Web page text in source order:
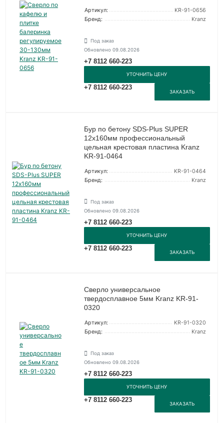
Артикул:
KR-91-0656
Бренд:
Kranz
Под заказ
Обновлено 09.08.2026
+7 8112 660-223
УТОЧНИТЬ ЦЕНУ
+7 8112 660-223
ЗАКАЗАТЬ
Бур по бетону SDS-Plus SUPER
12х160мм профессиональный
цельная крестовая пластина Kranz
KR-91-0464
Артикул:
KR-91-0464
Бренд:
Kranz
Под заказ
Обновлено 09.08.2026
+7 8112 660-223
УТОЧНИТЬ ЦЕНУ
+7 8112 660-223
ЗАКАЗАТЬ
Сверло универсальное
твердосплавное 5мм Kranz KR-91-
0320
Артикул:
KR-91-0320
Бренд:
Kranz
Под заказ
Обновлено 09.08.2026
+7 8112 660-223
УТОЧНИТЬ ЦЕНУ
+7 8112 660-223
ЗАКАЗАТЬ